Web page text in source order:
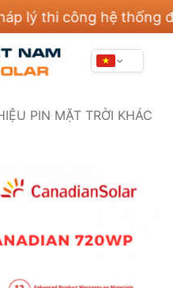
công hệ thống điện
PIN MẶT TRỜI KHÁC